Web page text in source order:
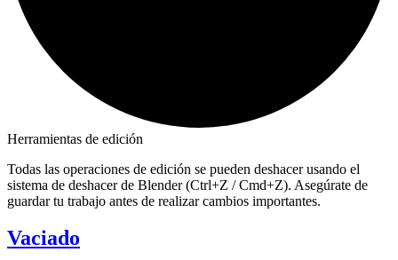
Herramientas de edición
Todas las operaciones de edición se pueden deshacer usando el
sistema de deshacer de Blender (Ctrl+Z / Cmd+Z). Asegúrate de
guardar tu trabajo antes de realizar cambios importantes.
Vaciado